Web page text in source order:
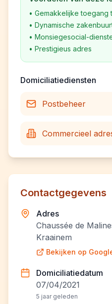
• Gemakkelijke
• Dynamische
• Monsiegesocial-
• Prestigieus adres
Domiciliatiediensten
Postbeheer
Commercieel
Contactgegevens
Adres
Chaussée de
Kraainem
Bekijken op
Domiciliatiedatum
07/04/2021
5 jaar geleden